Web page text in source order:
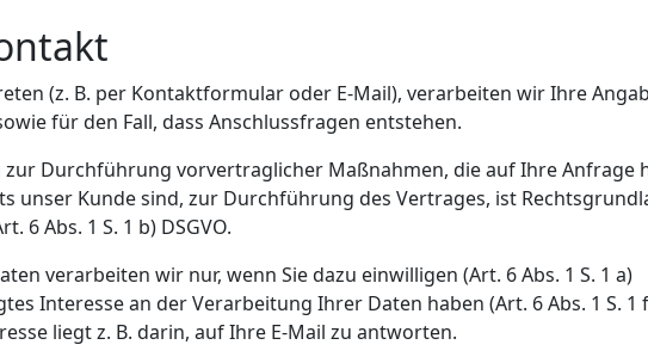
(z. B. per Kontaktformular oder E-Mail), verarbeiten wir Ihre
für den Fall, dass Anschlussfragen entstehen.
Durchführung vorvertraglicher Maßnahmen, die auf Ihre Anfrage
unser Kunde sind, zur Durchführung des Vertrages, ist
6 Abs. 1 S. 1 b) DSGVO.
verarbeiten wir nur, wenn Sie dazu einwilligen (Art. 6 Abs. 1 S. 1 a)
Interesse an der Verarbeitung Ihrer Daten haben (Art. 6 Abs. 1 S. 1
liegt z. B. darin, auf Ihre E-Mail zu antworten.